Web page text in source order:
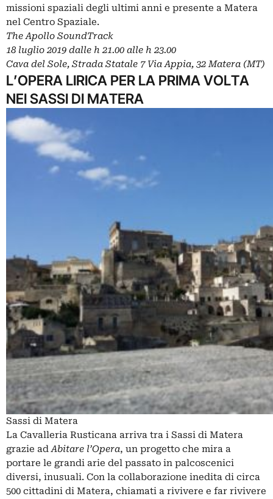
missioni spaziali degli ultimi anni e presente a Matera
nel Centro Spaziale.
The Apollo SoundTrack
18 luglio 2019 dalle h 21.00 alle h 23.00
Cava del Sole, Strada Statale 7 Via Appia, 32 Matera (MT)
L’OPERA LIRICA PER LA PRIMA VOLTA
NEI SASSI DI MATERA
Sassi di Matera
La Cavalleria Rusticana arriva tra i Sassi di Matera
grazie adAbitare l’Opera, un progetto che mira a
portare le grandi arie del passato in palcoscenici
diversi, inusuali. Con la collaborazione inedita di circa
500 cittadini di Matera, chiamati a rivivere e far rivivere